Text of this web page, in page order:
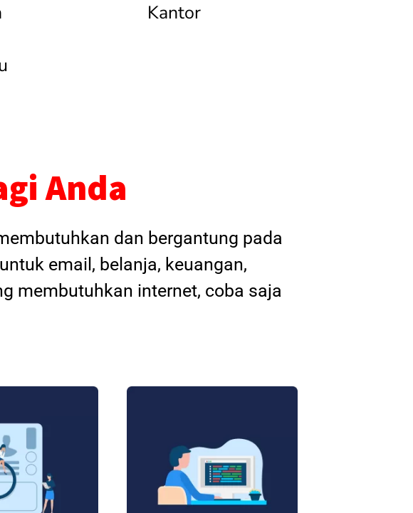
Kantor
Anda
dan bergantung pada
email, belanja, keuangan,
membutuhkan internet, coba saja